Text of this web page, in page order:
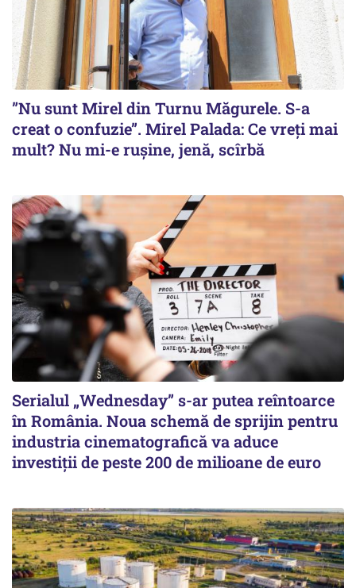
”Nu sunt Mirel din Turnu Măgurele. S-a
creat o confuzie”. Mirel Palada: Ce vreți mai
mult? Nu mi-e rușine, jenă, scîrbă
Serialul „Wednesday” s-ar putea reîntoarce
în România. Noua schemă de sprijin pentru
industria cinematografică va aduce
investiții de peste 200 de milioane de euro